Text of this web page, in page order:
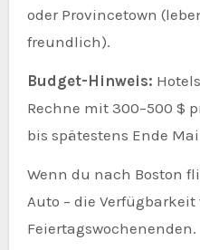
oder Provincetown
freundlich).
Budget-Hinweis:
Rechne mit 300–500 $
bis spätestens Ende
Wenn du nach Boston
Auto – die
Feiertagswochenenden.